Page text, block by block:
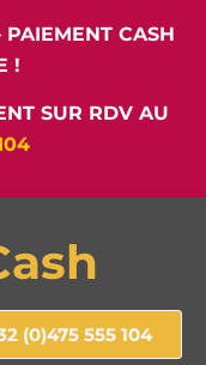
PAIEMENT CASH
!
SUR RDV AU
(0)475 555 104